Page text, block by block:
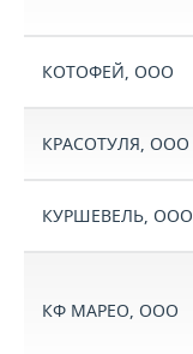
КОТОФЕЙ, ООО
КРАСОТУЛЯ, ООО
КУРШЕВЕЛЬ, ООО
КФ МАРЕО, ООО